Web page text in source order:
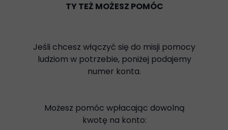
TY TEŻ MOŻESZ POMÓC
Jeśli chcesz włączyć się do misji pomocy
ludziom w potrzebie, poniżej podajemy
numer konta.
Możesz pomóc wpłacając dowolną
kwotę na konto: